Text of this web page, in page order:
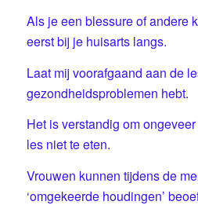
Als je een blessure of andere
eerst bij je huisarts langs.
Laat mij voorafgaand aan de
gezondheidsproblemen hebt.
Het is verstandig om
les niet te eten.
Vrouwen kunnen tijdens de
‘omgekeerde houdingen’